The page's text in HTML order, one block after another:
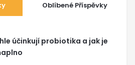
Oblíbené Příspěvky
účinkují probiotika a jak je